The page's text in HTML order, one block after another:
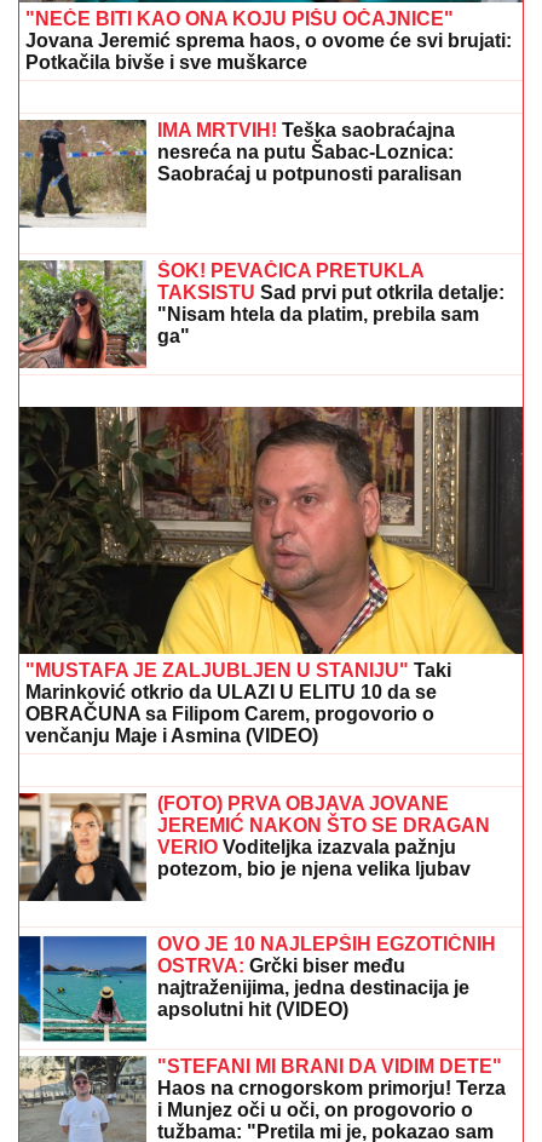
Pevačica (36) završila DOKTORSKE
STUDIJE i najobrazovanija je na
estradi, a sad sa mužem i sinom otišla
na selo: Beru maline, pokazala kako
KRUGOVI KA AUTO-PUTU I BOLNICI:
Završen i drugi kružni tok u Ulici dr
Žorža Matea na Bežaniji
"NEĆE BITI KAO ONA KOJU PIŠU OČAJNICE"
Jovana Jeremić sprema haos, o ovome će svi brujati:
Potkačila bivše i sve muškarce
PARTIZAN OPET OSTAO BEZ
POJAČANjA: Loni Voker se vraća u
NBA ligu!
IMA MRTVIH! Teška saobraćajna
nesreća na putu Šabac-Loznica:
Saobraćaj u potpunosti paralisan
DRAMA NA ADI BOJANI! Milica i Terza se SUOČILI NA
MORU: Posvađali se nasred plaže pred svima, evo
zbog čega je odmah nastao POTPUNI HAOS